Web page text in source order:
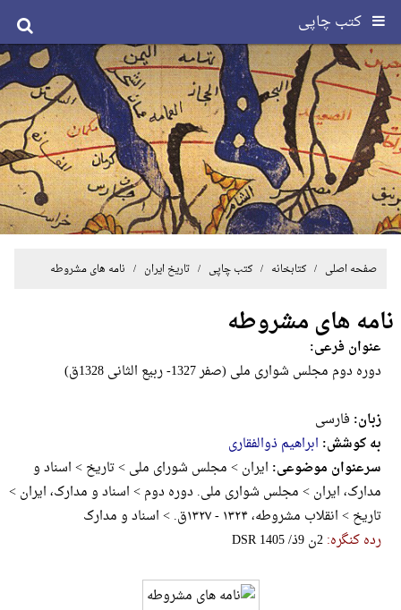
کتب چاپی
صفحه اصلی / کتابخانه /کتب چاپی /تاریخ ایران / نامه های مشروطه
نامه های مشروطه
عنوان فرعی:
دوره دوم مجلس شواری ملی (صفر 1327- ربیع الثانی 1328ق)
زبان: فارسی
به کوشش: ابراهیم ذوالفقاری
سرعنوان موضوعی: ایران > مجلس شورای ملی > تاریخ > اسناد و
مدارک، ایران > مجلس شواری ملی. دوره دوم > اسناد و مدارک، ایران >
تاریخ > انقلاب مشروطه، ۱۳۲۴ - ۱۳۲۷ق‌. > اسناد و مدارک
رده کنگره:‎D‎S‎R‎ ‎1‎4‎0‎5‎ ‎/‎ذ‎9‎ ‎ن‎2